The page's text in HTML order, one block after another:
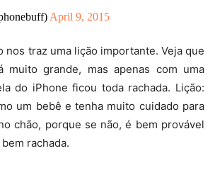
April 9, 2015
nos traz uma lição importante. Veja que
grande, mas apenas com uma
do iPhone ficou toda rachada. Lição:
um bebê e tenha muito cuidado para
chão, porque se não, é bem provável
rachada.